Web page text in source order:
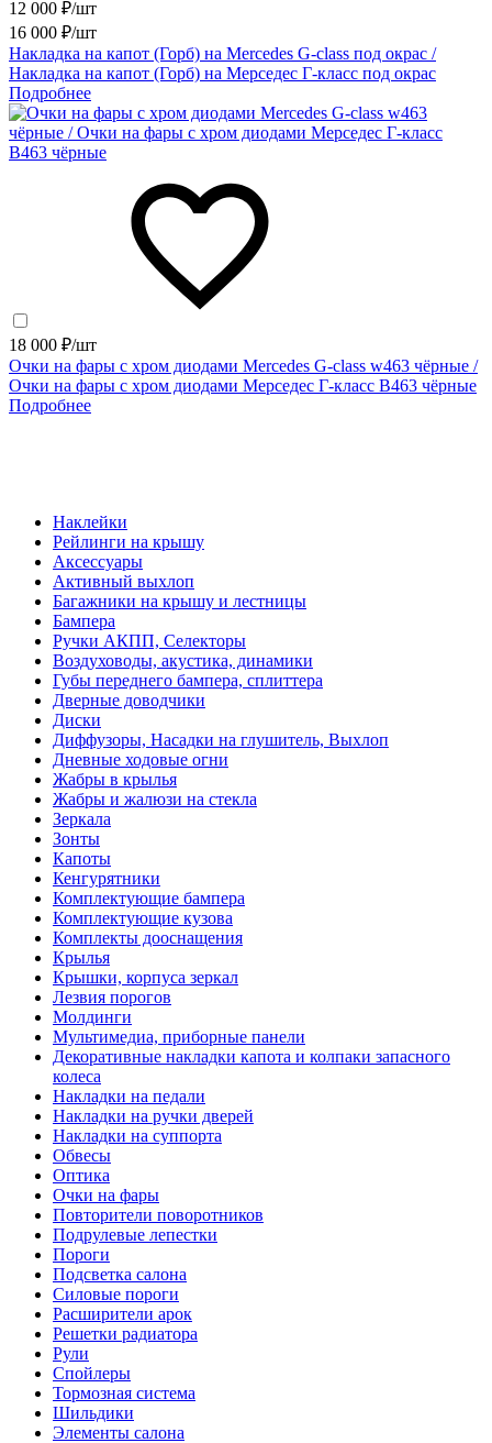
12 000 ₽/шт
16 000 ₽/шт
Накладка на капот (Горб) на Mercedes G-class под окрас /
Накладка на капот (Горб) на Мерседес Г-класс под окрас
Подробнее
18 000 ₽/шт
Очки на фары с хром диодами Mercedes G-class w463 чёрные /
Очки на фары с хром диодами Мерседес Г-класс В463 чёрные
Подробнее
Наклейки
Рейлинги на крышу
Аксессуары
Активный выхлоп
Багажники на крышу и лестницы
Бампера
Ручки АКПП, Селекторы
Воздуховоды, акустика, динамики
Губы переднего бампера, сплиттера
Дверные доводчики
Диски
Диффузоры, Насадки на глушитель, Выхлоп
Дневные ходовые огни
Жабры в крылья
Жабры и жалюзи на стекла
Зеркала
Зонты
Капоты
Кенгурятники
Комплектующие бампера
Комплектующие кузова
Комплекты дооснащения
Крылья
Крышки, корпуса зеркал
Лезвия порогов
Молдинги
Мультимедиа, приборные панели
Декоративные накладки капота и колпаки запасного
колеса
Накладки на педали
Накладки на ручки дверей
Накладки на суппорта
Обвесы
Оптика
Очки на фары
Повторители поворотников
Подрулевые лепестки
Пороги
Подсветка салона
Силовые пороги
Расширители арок
Решетки радиатора
Рули
Спойлеры
Тормозная система
Шильдики
Элементы салона